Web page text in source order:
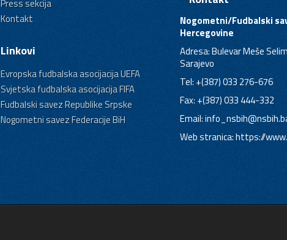
Press sekcija
Kontakt
Linkovi
Evropska fudbalska asocijacija UEFA
Svjetska fudbalska asocijacija FIFA
Fudbalski savez Republike Srpske
Nogometni savez Federacije BiH
Nogometni/Fudbalski
Hercegovine
Adresa: Bulevar Meše
Sarajevo
Tel: +(387) 033 276-676
Fax: +(387) 033 444-332
Email:
Web stranica: https://